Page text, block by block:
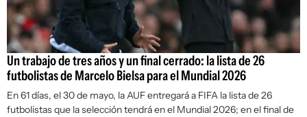
Un trabajo de tres años y un final cerrado: la lista de 26
futbolistas de Marcelo Bielsa para el Mundial 2026
En 61 días, el 30 de mayo, la AUF entregará a FIFA la lista de 26
futbolistas que la selección tendrá en el Mundial 2026; en el final de